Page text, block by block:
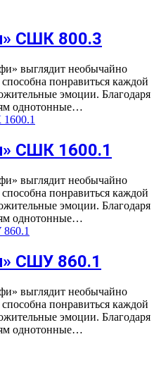
СШК 800.3
выглядит необычайно
понравиться каждой
эмоции. Благодаря
однотонные…
СШК 1600.1
выглядит необычайно
понравиться каждой
эмоции. Благодаря
однотонные…
СШУ 860.1
выглядит необычайно
понравиться каждой
эмоции. Благодаря
однотонные…